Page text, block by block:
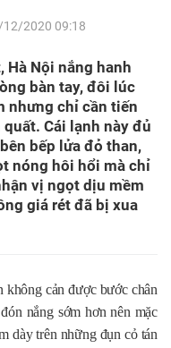
2020 09:18
Hà Nội nắng hanh
bàn tay, đôi lúc
nhưng chỉ cần tiến
Cái lạnh này đủ
bếp lửa đỏ than,
nóng hôi hổi mà chỉ
vị ngọt dịu mềm
giá rét đã bị xua
không cản được bước chân
nắng sớm hơn nên mặc
dày trên những đụn cỏ tán